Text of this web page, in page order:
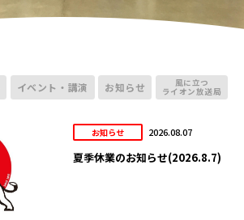
イベント・講演 お知らせ 風に立つ
ライオン放送局
お知らせ 2026.08.07
夏季休業のお知らせ(2026.8.7)